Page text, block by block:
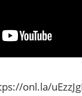
onl.la/